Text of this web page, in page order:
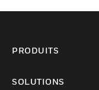
PRODUITS
SOLUTIONS